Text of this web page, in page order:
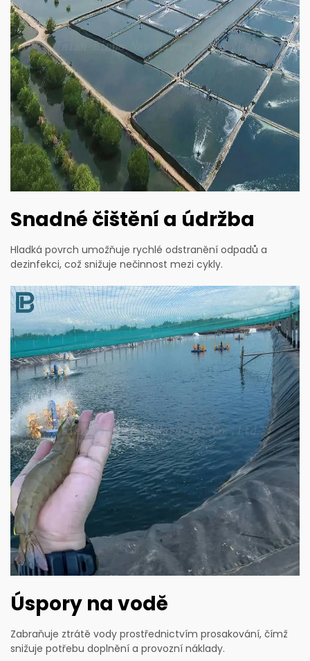
Snadné čištění a údržba
Hladká povrch umožňuje rychlé odstranění odpadů a
dezinfekci, což snižuje nečinnost mezi cykly.
Úspory na vodě
Zabraňuje ztrátě vody prostřednictvím prosakování, čímž
snižuje potřebu doplnění a provozní náklady.